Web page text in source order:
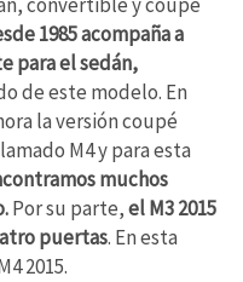
convertible y coupé
1985 acompaña a
para el sedán,
de este modelo. En
la versión coupé
M4 y para esta
muchos
Por su parte,el M3 2015
puertas. En esta
2015.